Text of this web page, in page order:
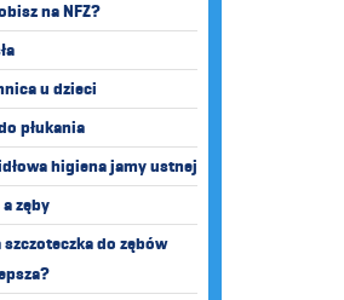
na NFZ?
u dzieci
płukania
higiena jamy ustnej
zęby
szczoteczka do zębów